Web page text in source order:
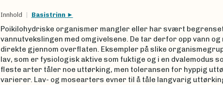
Innhold Basistrinn
Poikilohydriske organismer mangler eller har svært
vannutvekslingen med omgivelsene. De tar derfor opp vann
direkte gjennom overflaten. Eksempler på slike
lav, som er fysiologisk aktive som fuktige og i en dvalemodus
fleste arter tåler noe uttørking, men toleransen for hyppig
varierer. Lav- og mosearters evner til å tåle langvarig